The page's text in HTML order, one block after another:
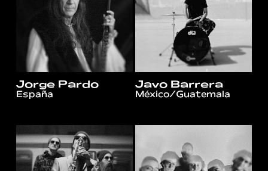
Jorge Pardo
España
Javo Barrera
México/Guatemala